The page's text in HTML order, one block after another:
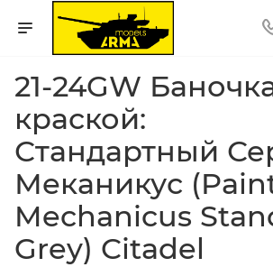
21-24GW
краской:
Стандартный
Меканикус
Mechanicus
Grey) Citadel